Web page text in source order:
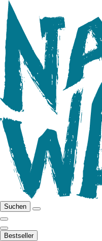
Suchen
Bestseller